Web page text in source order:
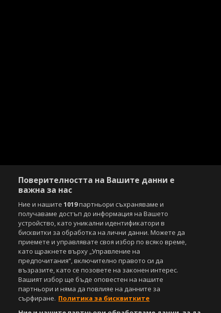
Поверителността на Вашите данни е
важна за нас
Ние и нашите1019партньори съхраняваме и
получаваме достъп до информация на Вашето
устройство, като уникални идентификатори в
бисквитки за обработка на лични данни. Можете да
приемете и управлявате своя избор по всяко време,
като щракнете върху „Управление на
предпочитания“, включително правото си да
възразите, като се позовете на законен интерес.
Вашият избор ще бъде оповестен на нашите
партньори и няма да повлияе на данните за
сърфиране. Политика за бисквитките